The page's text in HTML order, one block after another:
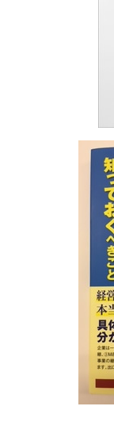
相続税 マン
相続税 脱税
相続税 無申
相続税 誰に
決算業務 和
医療法人設
融資・助成
海外進出サ
税務相談 和
税務相談 加
税務相談 明
相続 姫路市
決算業務 姫
融資・助成